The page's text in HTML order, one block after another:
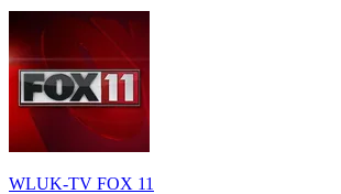
WLUK-TV FOX 11